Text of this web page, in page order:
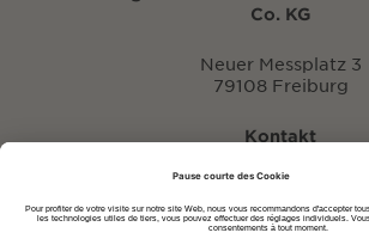
Co. KG
Neuer Messplatz 3
79108 Freiburg
Kontakt
eventportal@fwtm.de